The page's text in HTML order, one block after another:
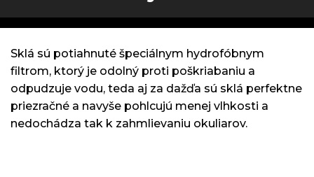
Sklá sú potiahnuté špeciálnym hydrofóbnym
filtrom, ktorý je odolný proti poškriabaniu a
odpudzuje vodu, teda aj za dažďa sú sklá perfektne
priezračné a navyše pohlcujú menej vlhkosti a
nedochádza tak k zahmlievaniu okuliarov.